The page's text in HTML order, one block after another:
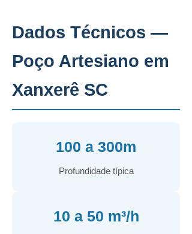
Dados Técnicos —
Poço Artesiano em
Xanxerê SC
100 a 300m
Profundidade típica
10 a 50 m³/h